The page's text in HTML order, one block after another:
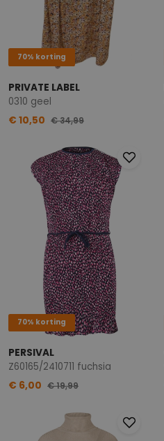
70% korting
PRIVATE LABEL
0310 geel
€ 10,50 € 34,99
70% korting
PERSIVAL
Z60165/2410711 fuchsia
€ 6,00 € 19,99